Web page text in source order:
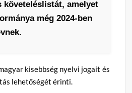
követeléslistát, amelyet
még 2024-ben
kisebbség nyelvi jogait és
lehetőségét érinti.